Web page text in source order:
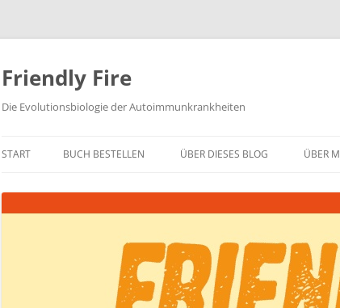
Zum
springen
Friendly Fire
Die Evolutionsbiologie der Autoimmunkrankheiten
START BUCH BESTELLEN ÜBER DIESES BLOG ÜBER